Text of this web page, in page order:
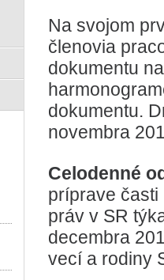
Na svojom
členovia
dokumentu
dokumentu.
novembra
Celodenné
príprave
práv v SR
decembra
vecí a rodiny